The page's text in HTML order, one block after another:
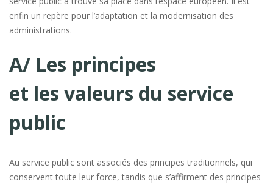
enfin un repère pour l’adaptation et la modernisation des
administrations.
A/ Les principes
et les valeurs du service
public
Au service public sont associés des principes traditionnels, qui
conservent toute leur force, tandis que s’affirment des principes